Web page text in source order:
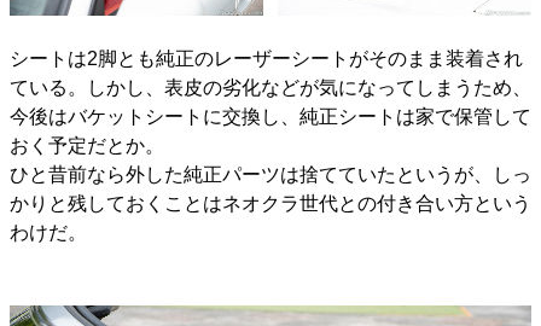
シートは2脚とも純正のレーザーシートがそのまま装着され
ている。しかし、表皮の劣化などが気になってしまうため、
今後はバケットシートに交換し、純正シートは家で保管して
おく予定だとか。
ひと昔前なら外した純正パーツは捨てていたというが、しっ
かりと残しておくことはネオクラ世代との付き合い方という
わけだ。